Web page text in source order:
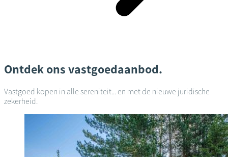
Ontdek ons vastgoedaanbod.
Vastgoed kopen in alle sereniteit... en met de nieuwe juridische
zekerheid.